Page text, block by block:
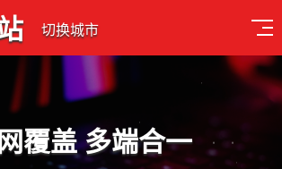
切换城市